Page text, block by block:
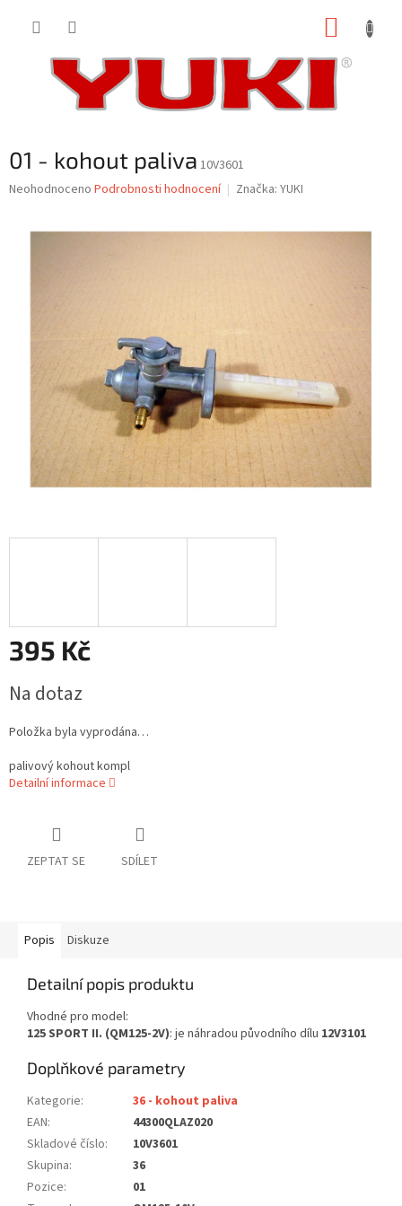
01 - kohout paliva 10V3601
Průměrné
Neohodnoceno Podrobnosti hodnocení Značka: YUKI
395 Kč
cena:
Na dotaz
Položka byla vyprodána…
palivový kohout kompl
Detailní informace
ZEPTAT SE SDÍLET
Popis Diskuze
Detailní popis produktu
Vhodné pro model:
125 SPORT II. (QM125-2V): je náhradou původního dílu 12V3101
Doplňkové parametry
Kategorie:
36 - kohout paliva
EAN:
44300QLAZ020
Skladové číslo:
10V3601
Skupina:
36
Pozice:
01